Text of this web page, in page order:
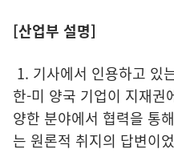
[산업부 설명]
1. 기사에서 인용하고 있
한-미 양국 기업이 지재권
양한 분야에서 협력을 통
는 원론적 취지의 답변이